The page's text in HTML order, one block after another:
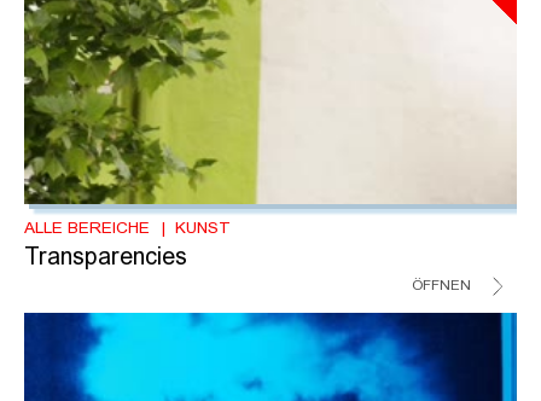
ALLE BEREICHE KUNST
Transparencies
ÖFFNEN